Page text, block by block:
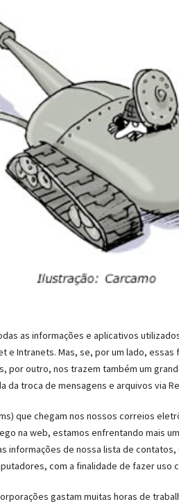
as informações e aplicativos
e Intranets. Mas, se, por um lado,
por outro, nos trazem também um
da troca de mensagens e arquivos via
que chegam nos nossos correios
na web, estamos enfrentando mais
informações de nossa lista de
com a finalidade de fazer uso
gastam muitas horas de